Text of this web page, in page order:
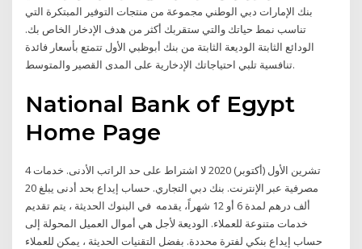
بنك الإمارات دبي الوطني مجموعة من منتجات التوفير المبتكرة التي
تناسب نمط حياتك والتي ستقربك أكثر من هدف الإدخار الخاص بك.
الودائع الثابتة الوديعة الثابتة من بنك أبوظبي الأول تتمتع بأسعار فائدة
تنافسية تلبي احتياجاتك الإدخارية على المدى القصير والمتوسط.
National Bank of Egypt
Home Page
4 تشرين الأول (أكتوبر) 2020 لا اشتراط على حد الراتب الأدنى. خدمات
مصرفية عبر الإنترنت. بنك دبي التجاري. حساب إيداع بحد أدنى يبلغ 20
ألف درهم لمدة 6 أو 12 شهراً، يقدمه في البنوك الحديثة ، يتم تقديم
خدمات متنوعة للعملاء. الوديعة لأجل هي أموال العميل المحولة إلى
حساب إيداع بنكي لفترة محددة. بفضل التقنيات الحديثة ، يمكن للعملاء